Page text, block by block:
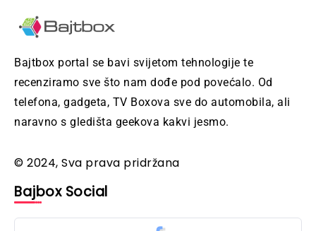
Bajtbox portal se bavi svijetom tehnologije te
recenziramo sve što nam dođe pod povećalo. Od
telefona, gadgeta, TV Boxova sve do automobila, ali
naravno s gledišta geekova kakvi jesmo.
© 2024, Sva prava pridržana
Bajbox Social